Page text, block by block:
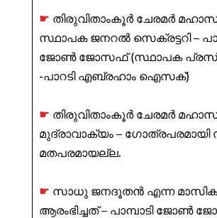
☛ തിരുവിതാംകൂർ ചേരമർ
സ്ഥാപക ജനറൽ സെക്രട്ടറി –
ജോൺ ജോസഫ് (സ്ഥാപക
-പാറടി എബ്രഹാം ഐസക്)
☛ തിരുവിതാംകൂർ ചേരമർ
മുദ്രാവാക്യം – ഗോത്രപരമായി
മതപരമായല്ല.
☛ സാധു ജനദൂതൻ എന്ന
ആരംഭിച്ചത് – പാമ്പാടി ജോൺ